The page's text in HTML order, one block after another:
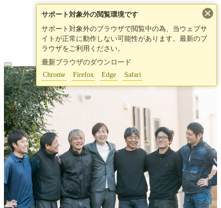
サポート対象外の閲覧環境です
サポート対象外のブラウザで閲覧中の為、当ウェブサ
イトが正常に動作しない可能性があります。最新のブ
ラウザをご利用ください。
最新ブラウザのダウンロード
Chrome
Firefox Edge Safari